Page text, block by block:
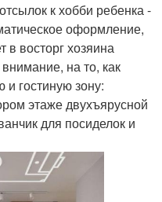
к хобби ребенка -
оформление,
в восторг хозяина
на то, как
гостиную зону:
этаже двухъярусной
для посиделок и